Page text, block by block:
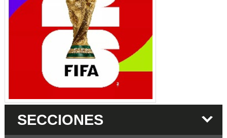
SECCIONES